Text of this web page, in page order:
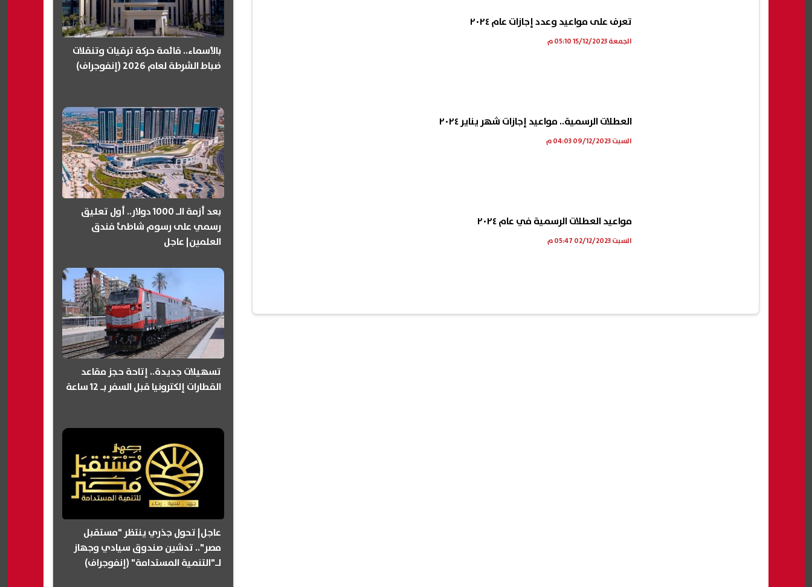
تعرف على مواعيد وعدد إجازات عام ٢٠٢٤
الجمعة 15/12/2023 05:10 م
العطلات الرسمية.. مواعيد إجازات شهر يناير ٢٠٢٤
السبت 09/12/2023 04:03 م
مواعيد العطلات الرسمية في عام ٢٠٢٤
السبت 02/12/2023 05:47 م
بالأسماء.. قائمة حركة ترقيات وتنقلات
ضباط الشرطة لعام 2026 (إنفوجراف)
بعد أزمة الـ 1000 دولار.. أول تعليق
رسمي على رسوم شاطئ فندق
العلمين| عاجل
تسهيلات جديدة.. إتاحة حجز مقاعد
القطارات إلكترونيا قبل السفر بـ 12 ساعة
عاجل| تحول جذري ينتظر "مستقبل
مصر".. تدشين صندوق سيادي وجهاز
لـ"التنمية المستدامة" (إنفوجراف)